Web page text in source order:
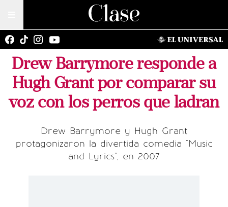
Drew Barrymore responde a
Hugh Grant por comparar su
voz con los perros que ladran
Drew Barrymore y Hugh Grant
protagonizaron la divertida comedia "Music
and Lyrics", en 2007